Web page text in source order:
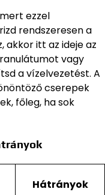
ezzel
rendszeresen a
akkor itt az ideje az
vagy
a vízelvezetést. A
cserepek
főleg, ha sok
Hátrányok